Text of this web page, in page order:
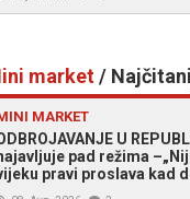
market/
MARKET
U
pad režima
pravi proslava kad